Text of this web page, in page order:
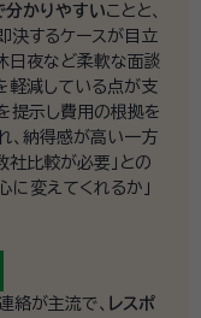
分かりやすいことと、
決するケースが目立
休日夜など柔軟な面談
軽減している点が支
提示し費用の根拠を
、納得感が高い一方
社比較が必要」との
に変えてくれるか」
絡が主流で、
レスポ